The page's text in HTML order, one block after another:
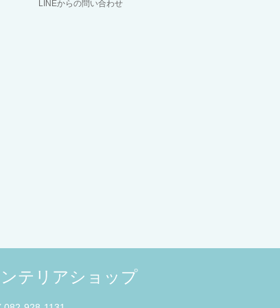
LINEからの問い合わせ
テリアショップ